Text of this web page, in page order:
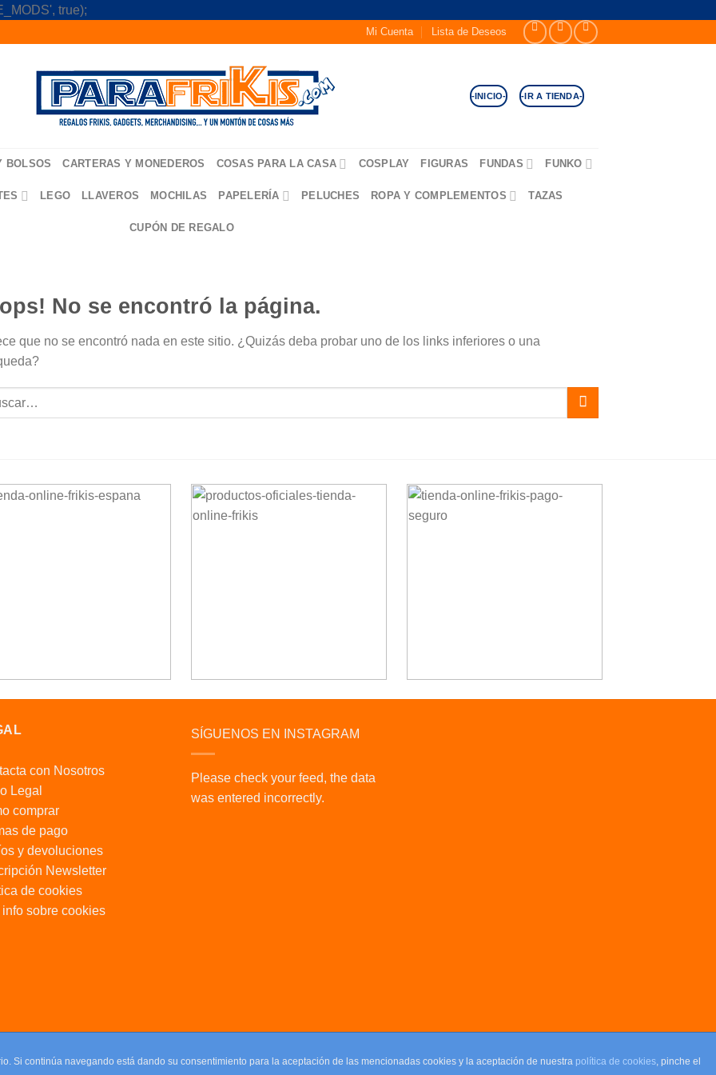
true);
Mi Cuenta Lista de Deseos
-INICIO- -IR A TIENDA-
BOLSOS CARTERAS Y MONEDEROS COSAS PARA LA CASA COSPLAY FIGURAS FUNDAS FUNKO
LEGO LLAVEROS MOCHILAS PAPELERÍA PELUCHES ROPA Y COMPLEMENTOS TAZAS
CUPÓN DE REGALO
No se encontró la página.
que no se encontró nada en este sitio. ¿Quizás deba probar uno de los links inferiores o una
con Nosotros
Legal
comprar
de pago
y devoluciones
Newsletter
de cookies
info sobre cookies
SÍGUENOS EN INSTAGRAM
Please check your feed, the data
was entered incorrectly.
Si continúa navegando está dando su consentimiento para la aceptación de las mencionadas cookies y la aceptación de nuestra política de cookies, pinche el